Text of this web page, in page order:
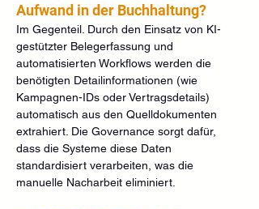
Aufwand in der Buchhaltung?
Im Gegenteil. Durch den Einsatz von KI-
gestützter Belegerfassung und
automatisierten Workflows werden die
benötigten Detailinformationen (wie
Kampagnen-IDs oder Vertragsdetails)
automatisch aus den Quelldokumenten
extrahiert. Die Governance sorgt dafür,
dass die Systeme diese Daten
standardisiert verarbeiten, was die
manuelle Nacharbeit eliminiert.